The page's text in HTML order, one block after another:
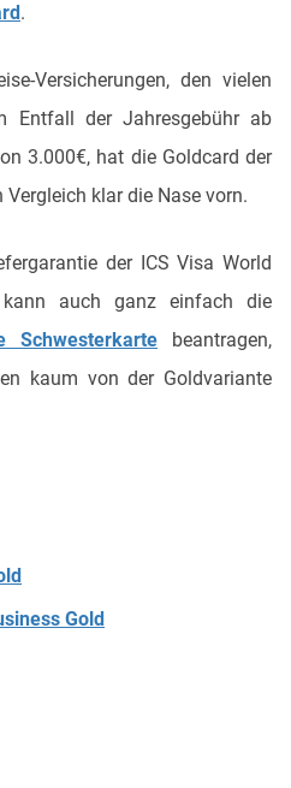
.
Versicherungen, den vielen
Entfall der Jahresgebühr ab
3.000€, hat die Goldcard der
klar die Nase vorn.
der ICS Visa World
kann auch ganz einfach die
Schwesterkarte beantragen,
kaum von der Goldvariante
Gold